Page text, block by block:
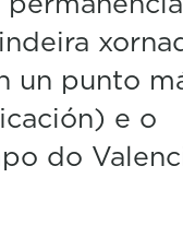
un punto
e o
do